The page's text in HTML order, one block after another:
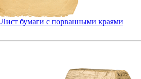
Лист бумаги с порванными краями